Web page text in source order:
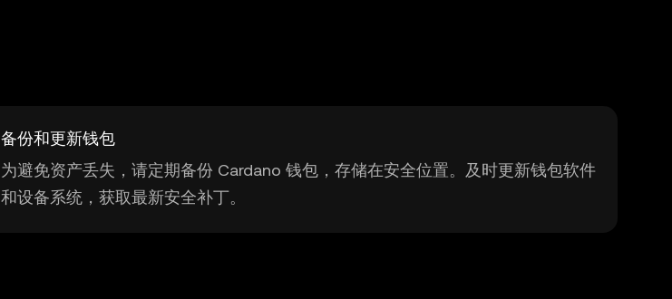
备份和更新钱包
为避免资产丢失，请定期备份 Cardano 钱包，存储在安全位置。及时更新钱包软件
和设备系统，获取最新安全补丁。